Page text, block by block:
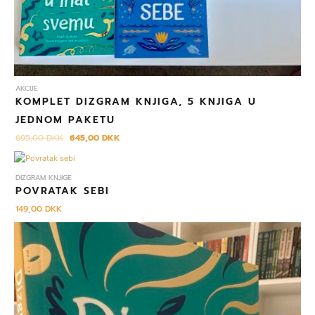
AKCIJE
KOMPLET DIZGRAM KNJIGA, 5 KNJIGA U
JEDNOM PAKETU
695,00DKK 645,00DKK
DIZGRAM KNJIGE
POVRATAK SEBI
149,00DKK